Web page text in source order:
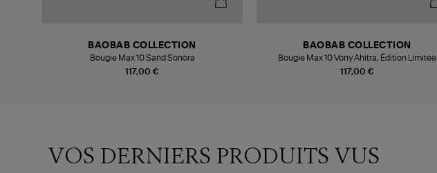
117,00 €
BAOBAB COLLECTION
Bougie Max 10 Sand Sonora
117,00 €
BAOBAB COLLECTION
Bougie Max 10 Vony Ahitra, Édition Limitée
VOS DERNIERS PRODUITS VUS